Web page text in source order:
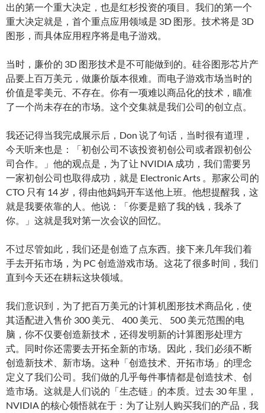
出的第一个重大决定，也是红杉投资的项目。我们的第一个
重大决定就是，首个重点应用领域是 3D 图形。技术将是 3D
图形，而具体应用程序将是电子游戏。
当时，廉价的 3D 图形技术是不可能做到的。硅谷图形芯片产
品要上百万美元，做廉价版本很难。而电子游戏市场当时的
价值是零美元、不存在。你有一项难以商品化的技术，瞄准
了一个尚未存在的市场。这个交集就是我们公司的创立点。
我还记得当我完成展示后，Don 说了句话，当时很有道理，
今天听来也是：「初创公司不该投资初创公司或者跟初创公
司合作。」他的观点是，为了让 NVIDIA 成功，我们需要另
一家初创公司也取得成功，就是 Electronic Arts 。那家公司的
CTO 只有 14 岁，得由他妈妈开车送他上班。他想提醒我，这
就是我要依靠的人。他说：「你要是赔了我的钱，我杀了
你。」这就是我对第一次会议的回忆。
不过尽管如此，我们还是创造了点东西。接下来几年我们着
手去开拓市场，为 PC 创造游戏市场。这花了很多时间，我们
直到今天还在耕耘这块领域。
我们意识到，为了把百万美元的计算机图形技术商品化，使
其适配进入售价 300 美元、 400 美元、 500 美元范围的电
脑，你不仅要创造新技术，还得发明新的计算图形处理方
式。同时你还需要去开拓全新的市场。因此，我们必须不断
创造新技术、新市场。这种「创造技术、开拓市场」的理念
定义了我们公司。我们做的几乎每件事情都是创造技术、创
造市场。这就是人们说的「生态链」的本质。过去 30 年里，
NVIDIA 的核心领悟就在于：为了让别人购买我们的产品，我